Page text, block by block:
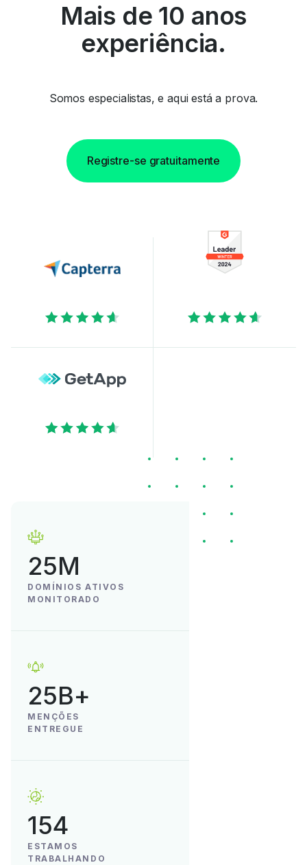
Mais de 10 anos
experiência.
Somos especialistas, e aqui está a prova.
Registre-se gratuitamente
25M
DOMÍNIOS ATIVOS
MONITORADO
25B+
MENÇÕES
ENTREGUE
154
ESTAMOS
TRABALHANDO